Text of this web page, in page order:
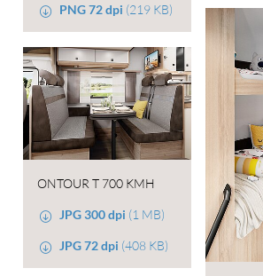
PNG 72 dpi (219 KB)
ONTOUR T 700 KMH
JPG 300 dpi (1 MB)
JPG 72 dpi (408 KB)